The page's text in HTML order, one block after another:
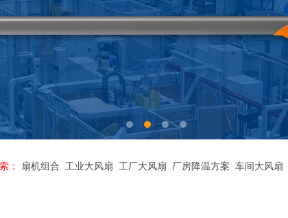
： 扇机组合 工业大风扇 工厂大风扇 厂房降温方案 车间大风扇